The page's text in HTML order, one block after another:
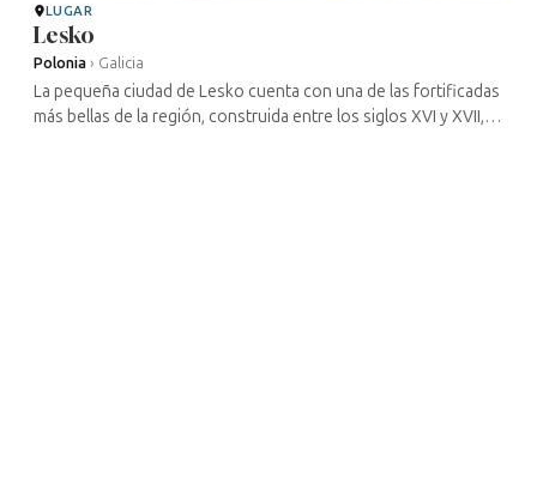
LUGAR
Lesko
Polonia › Galicia
La pequeña ciudad de Lesko cuenta con una de las fortificadas
más bellas de la región, construida entre los siglos XVI y XVII,